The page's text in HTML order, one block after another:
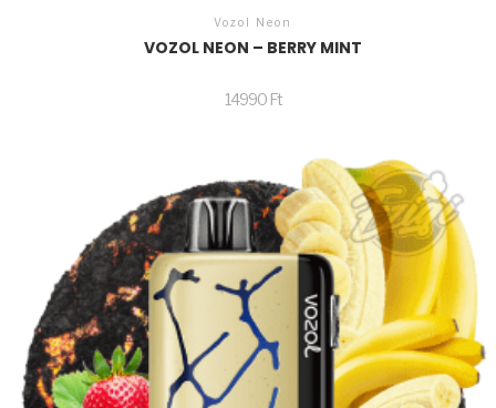
Vozol Neon
VOZOL NEON – BERRY MINT
14990 Ft